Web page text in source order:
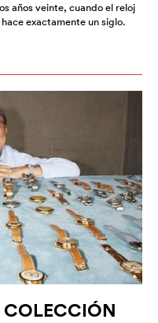
años veinte, cuando el reloj
exactamente un siglo.